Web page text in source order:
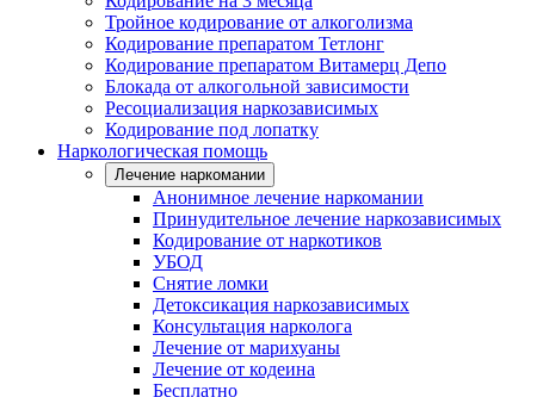
Тройное кодирование от алкоголизма
Кодирование препаратом Тетлонг
Кодирование препаратом Витамерц Депо
Блокада от алкогольной зависимости
Ресоциализация наркозависимых
Кодирование под лопатку
Наркологическая помощь
Лечение наркомании
Анонимное лечение наркомании
Принудительное лечение наркозависимых
Кодирование от наркотиков
УБОД
Снятие ломки
Детоксикация наркозависимых
Консультация нарколога
Лечение от марихуаны
Лечение от кодеина
Бесплатно